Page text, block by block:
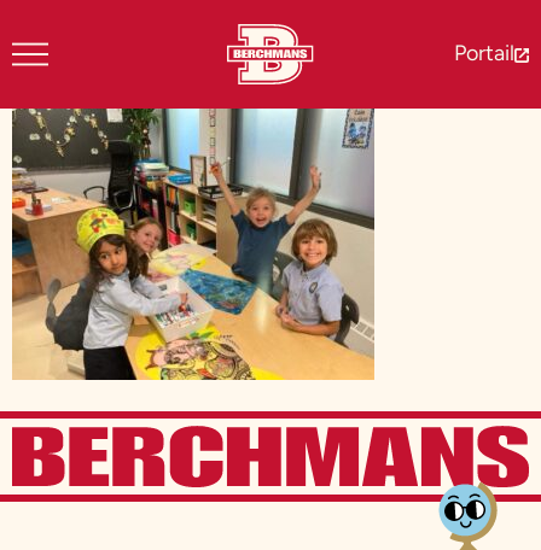
Portail